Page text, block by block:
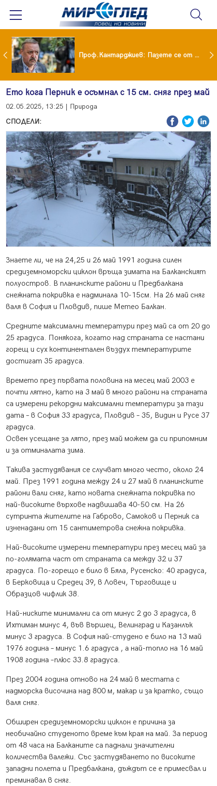
килограмова жена! Искаше бърза печалба... Проф.Кантарджиев: Пазете се от комарите и полово предаваните инфекции
Ето кога Перник е осъмнал с 15 см. сняг през май
02.05.2025, 13:25 | Природа
СПОДЕЛИ:
Знаете ли, че на 24,25 и 26 май 1991 година силен
средиземноморски циклон връща зимата на Балканският
полуостров. В планинските райони и Предбалкана
снежната покривка е надминала 10-15см. На 26 май сняг
валя в София и Пловдив, пише Метео Балкан.
Средните максимални температури през май са от 20 до
25 градуса. Понякога, когато над страната се настани
горещ и сух континентален въздух температурите
достигат 35 градуса.
Времето през първата половина на месец май 2003 е
почти лятно, като на 3 май в много райони на страната
са измерени рекордни максимални температури за тази
дата – в София 33 градуса, Пловдив – 35, Видин и Русе 37
градуса.
Освен усещане за лято, през май можем да си припомним
и за отминалата зима.
Такива застудявания се случват много често, около 24
май. През 1991 година между 24 и 27 май в планинските
райони вали сняг, като новата снежната покривка по
най-високите върхове надвишава 40-50 см. На 26
сутринта жителите на Габрово, Самоков и Перник са
изненадани от 15 сантиметрова снежна покривка.
Най-високите измерени температури през месец май за
по-голямата част от страната са между 32 и 37
градуса. По-горещо е било в Бяла, Русенско: 40 градуса,
в Берковица и Средец 39, в Ловеч, Търговище и
Образцов чифлик 38.
Най-ниските минимални са от минус 2 до 3 градуса, в
Ихтиман минус 4, във Вършец, Велинград и Казанлък
минус 3 градуса. В София най-студено е било на 13 май
1976 година – минус 1.6 градуса , а най-топло на 16 май
1908 година –плюс 33.8 градуса.
През 2004 година отново на 24 май в местата с
надморска височина над 800 м, макар и за кратко, също
валя сняг.
Обширен средиземноморски циклон е причина за
необичайно студеното време към края на май. За период
от 48 часа на Балканите са паднали значителни
количества валежи. Със застудяването по високите
западни полета и Предбалкана, дъждът се е примесвал и
преминавал в сняг.